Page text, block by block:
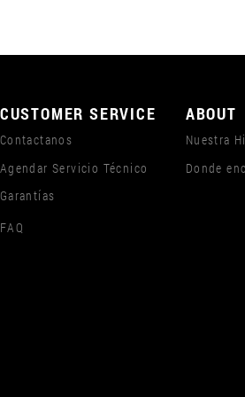
CUSTOMER SERVICE
Contactanos
Agendar Servicio Técnico
ABOUT
Nuestra
Donde
Garantías
FAQ